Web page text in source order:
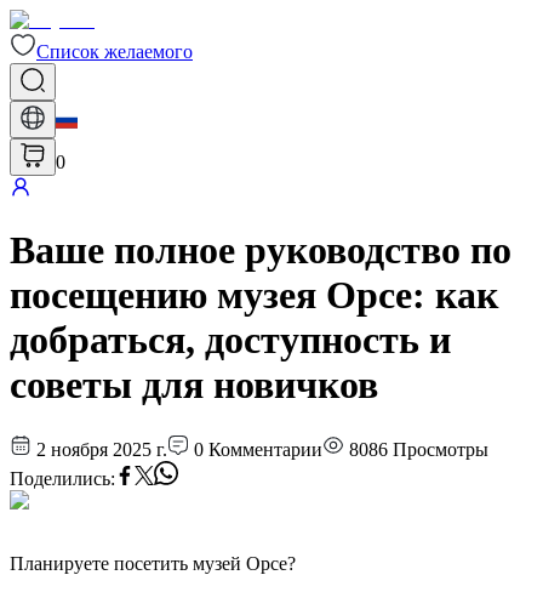
Список желаемого
0
Ваше полное руководство по
посещению музея Орсе: как
добраться, доступность и
советы для новичков
2 ноября 2025 г. 0 Комментарии 8086 Просмотры
Поделились:
Планируете посетить музей Орсе?